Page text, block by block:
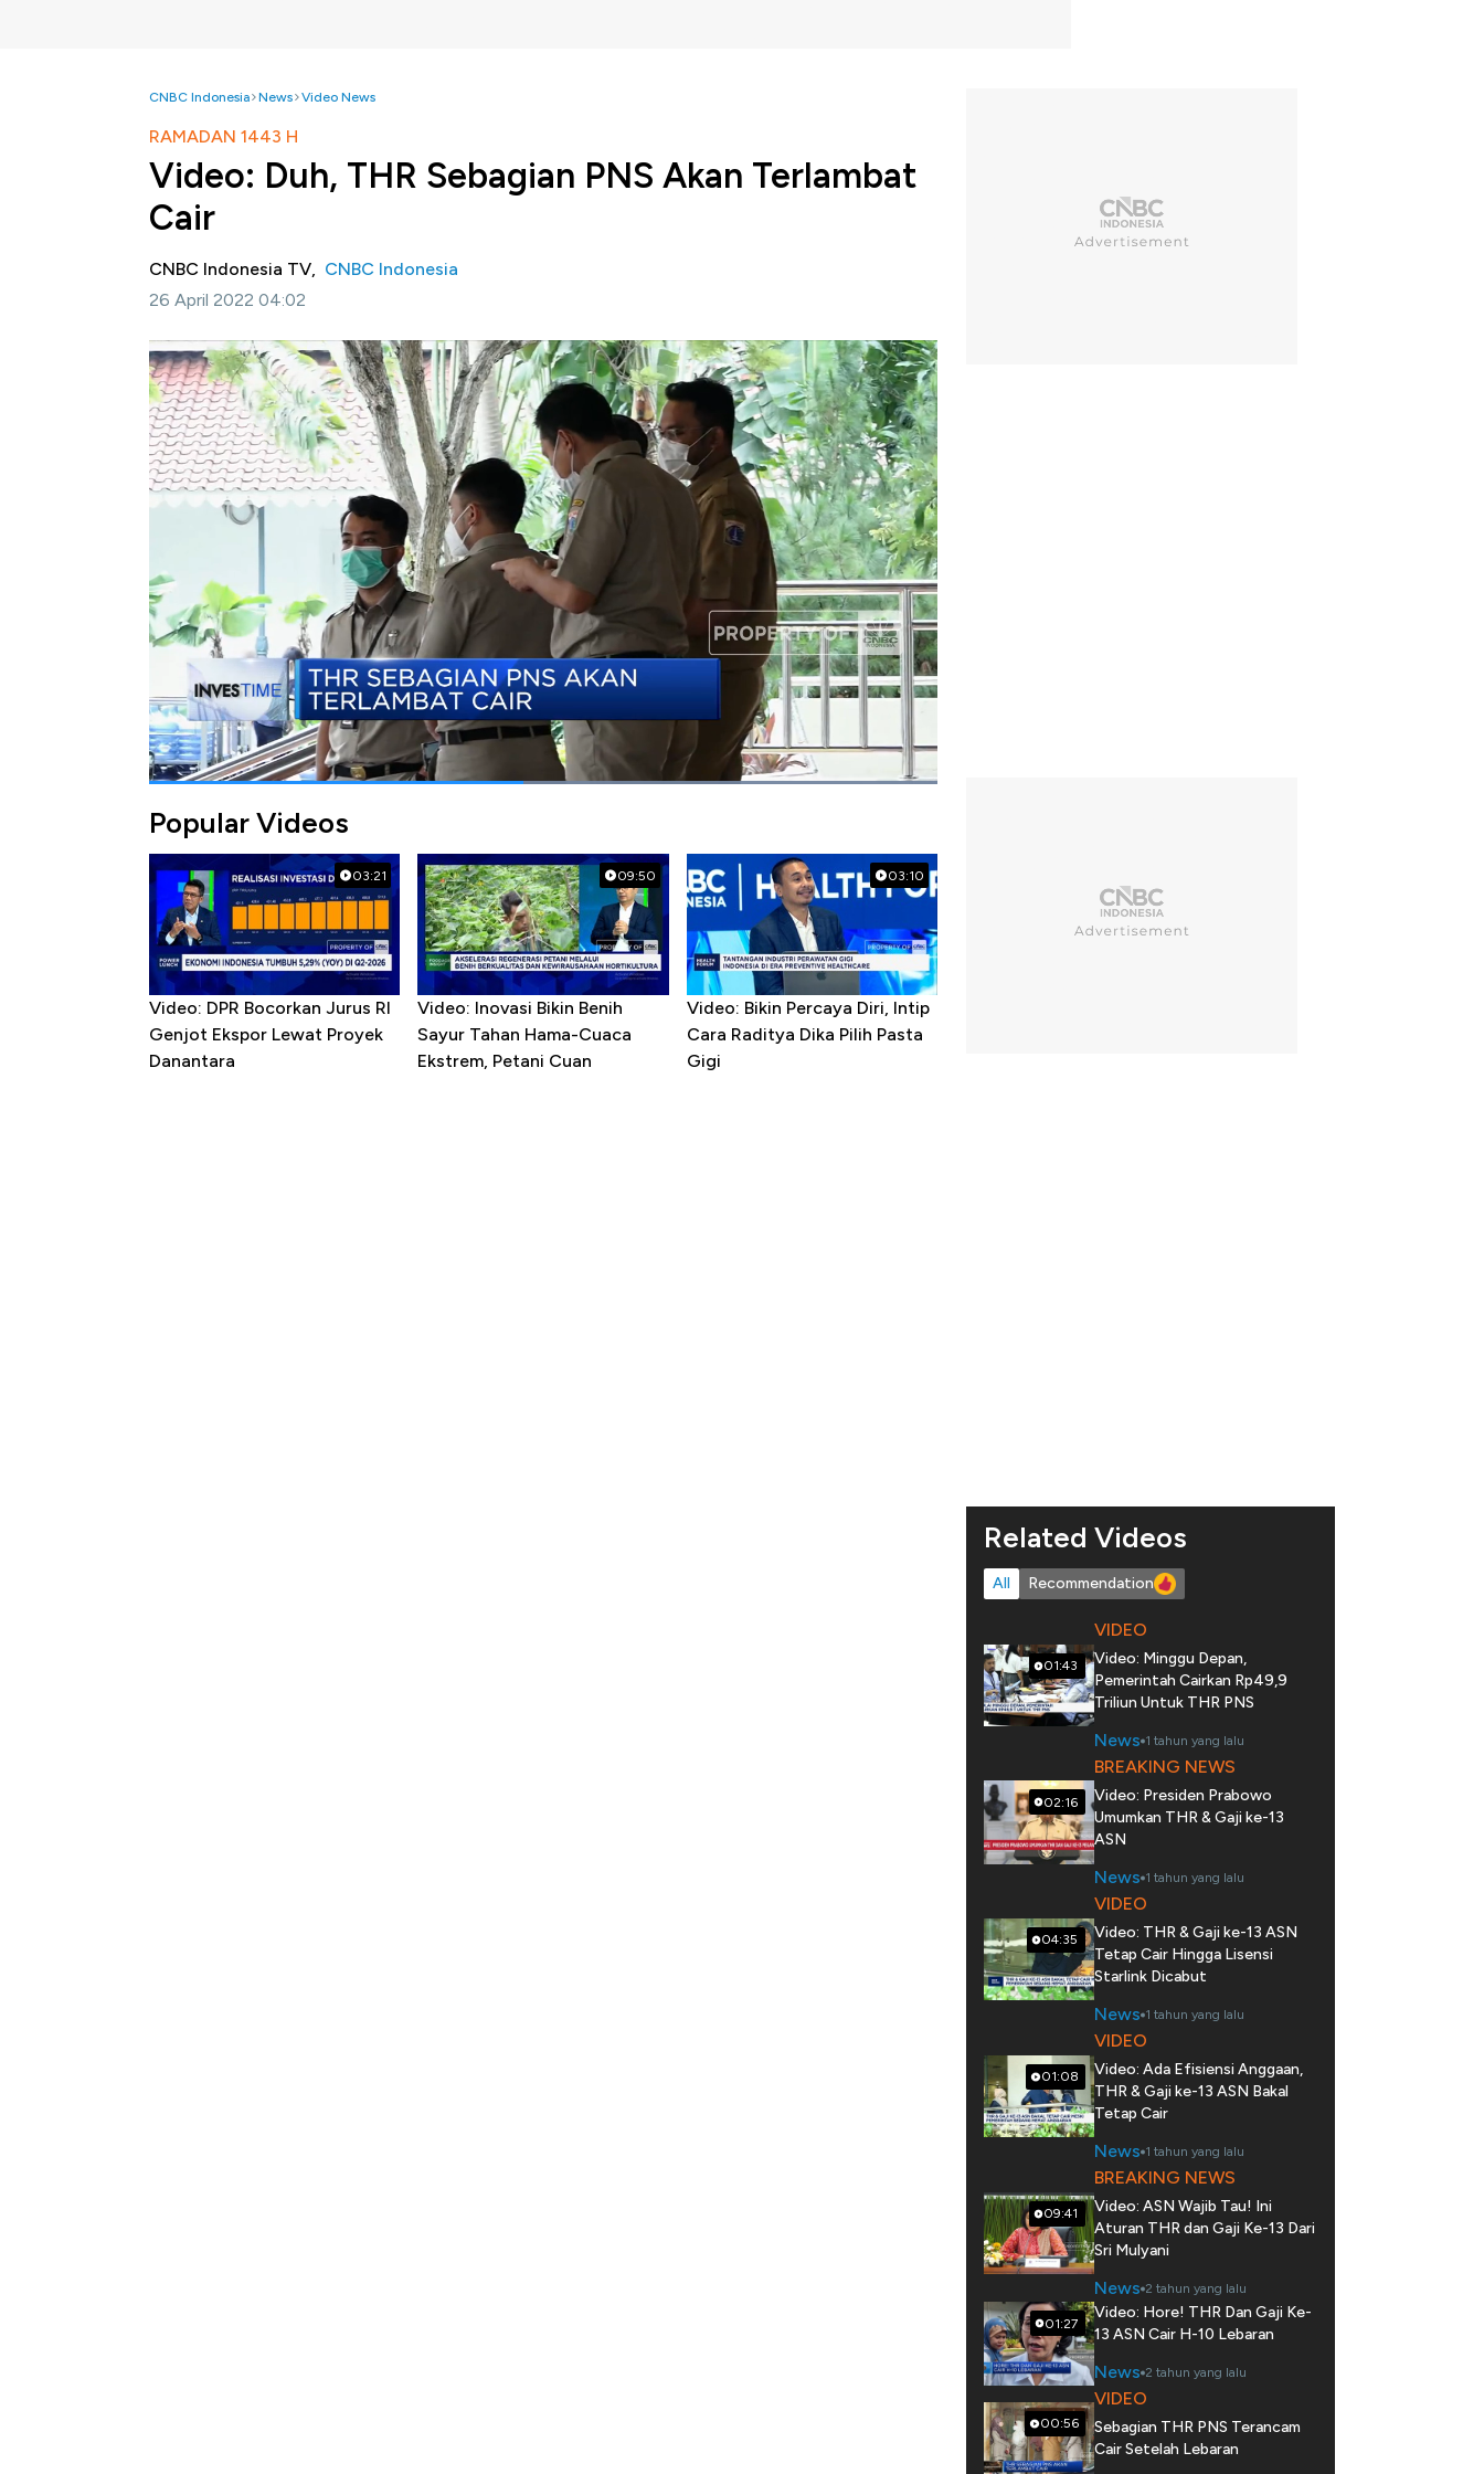
CNBC Indonesia News Video News
RAMADAN 1443 H
Video: Duh, THR Sebagian PNS Akan Terlambat
Cair
CNBC Indonesia TV, CNBC Indonesia
26 April 2022 04:02
Jakarta, CNBC Indonesia -Tunjangan hari raya atau THR bagi sebagian Pegawai Negeri Sipil atau
Aparatur Sipil Negara terancam baru akan dicairkan setelah hari Raya Idul Fitri 2022. Berdasarkan data
terkini pemerintah telah mencairkan total dana Rp 21,17 triliun untuk penyaluran THR PNS dan
Pensiunan PNS.
Simak informasi selengkapnya dalam program Investime di CNBC Indonesia, Senin (25/04/2022
Bagikan:
#thr #asn #pns
Popular Videos
03:21
Video: DPR Bocorkan Jurus RI
Genjot Ekspor Lewat Proyek
Danantara
09:50
Video: Inovasi Bikin Benih
Sayur Tahan Hama-Cuaca
Ekstrem, Petani Cuan
03:10
Video: Bikin Percaya Diri, Intip
Cara Raditya Dika Pilih Pasta
Gigi
Related Videos
All Recommendation
01:43
VIDEO
Video: Minggu Depan,
Pemerintah Cairkan Rp49,9
Triliun Untuk THR PNS
News 1 tahun yang lalu
02:16
BREAKING NEWS
Video: Presiden Prabowo
Umumkan THR & Gaji ke-13
ASN
News 1 tahun yang lalu
04:35
VIDEO
Video: THR & Gaji ke-13 ASN
Tetap Cair Hingga Lisensi
Starlink Dicabut
News 1 tahun yang lalu
01:08
VIDEO
Video: Ada Efisiensi Anggaan,
THR & Gaji ke-13 ASN Bakal
Tetap Cair
News 1 tahun yang lalu
09:41
BREAKING NEWS
Video: ASN Wajib Tau! Ini
Aturan THR dan Gaji Ke-13 Dari
Sri Mulyani
News 2 tahun yang lalu
01:27
Video: Hore! THR Dan Gaji Ke-
13 ASN Cair H-10 Lebaran
News 2 tahun yang lalu
00:56
VIDEO
Sebagian THR PNS Terancam
Cair Setelah Lebaran